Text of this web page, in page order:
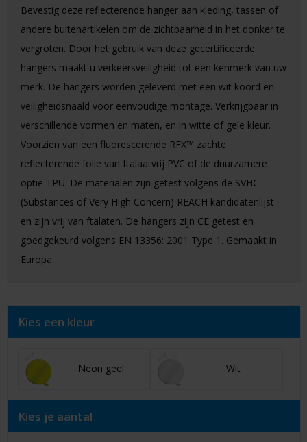
Bevestig deze reflecterende hanger aan kleding, tassen of
andere buitenartikelen om de zichtbaarheid in het donker te
vergroten. Door het gebruik van deze gecertificeerde
hangers maakt u verkeersveiligheid tot een kenmerk van uw
merk. De hangers worden geleverd met een wit koord en
veiligheidsnaald voor eenvoudige montage. Verkrijgbaar in
verschillende vormen en maten, en in witte of gele kleur.
Voorzien van een fluorescerende RFX™ zachte
reflecterende folie van ftalaatvrij PVC of de duurzamere
optie TPU. De materialen zijn getest volgens de SVHC
(Substances of Very High Concern) REACH kandidatenlijst
en zijn vrij van ftalaten. De hangers zijn CE getest en
goedgekeurd volgens EN 13356: 2001 Type 1. Gemaakt in
Europa.
Kies een kleur
Neon geel Wit
Kies je aantal